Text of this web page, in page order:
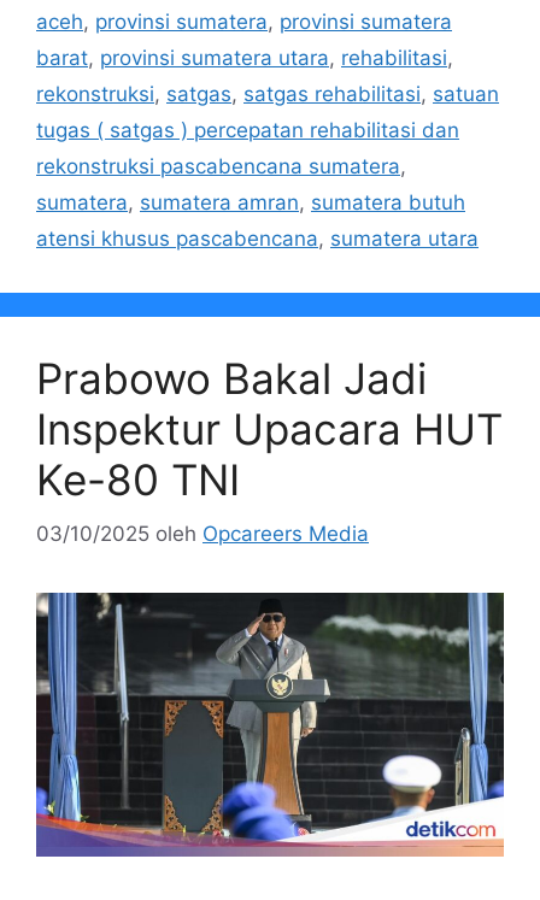
aceh, provinsi sumatera, provinsi sumatera
barat, provinsi sumatera utara, rehabilitasi,
rekonstruksi, satgas, satgas rehabilitasi, satuan
tugas ( satgas ) percepatan rehabilitasi dan
rekonstruksi pascabencana sumatera,
sumatera, sumatera amran, sumatera butuh
atensi khusus pascabencana, sumatera utara
Prabowo Bakal Jadi
Inspektur Upacara HUT
Ke-80 TNI
03/10/2025 oleh Opcareers Media